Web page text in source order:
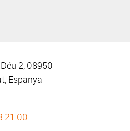
2, 08950
Espanya
21 00